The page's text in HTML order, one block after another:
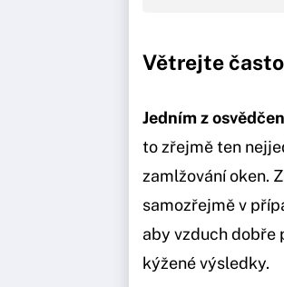
Větrejte
Jedním z
to zřejmě ten
zamlžování oken.
samozřejmě v
aby vzduch dobře
kýžené výsledky.